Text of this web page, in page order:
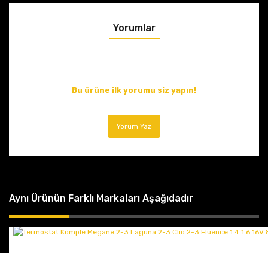
Yorumlar
Bu ürüne ilk yorumu siz yapın!
Yorum Yaz
Aynı Ürünün Farklı Markaları Aşağıdadır